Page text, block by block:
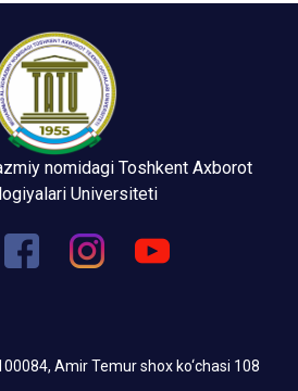
nomidagi Toshkent Axborot
Universiteti
Amir Temur shox ko‘chasi 108